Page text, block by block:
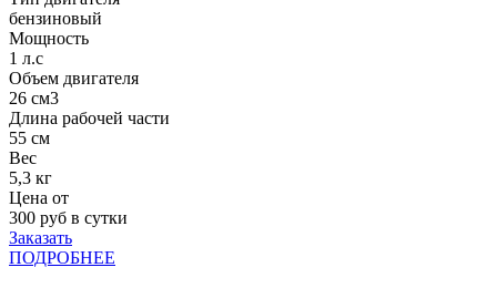
бензиновый
Мощность
1 л.с
Объем двигателя
26 см3
Длина рабочей части
55 см
Вес
5,3 кг
Цена от
300 руб в сутки
Заказать
ПОДРОБНЕЕ